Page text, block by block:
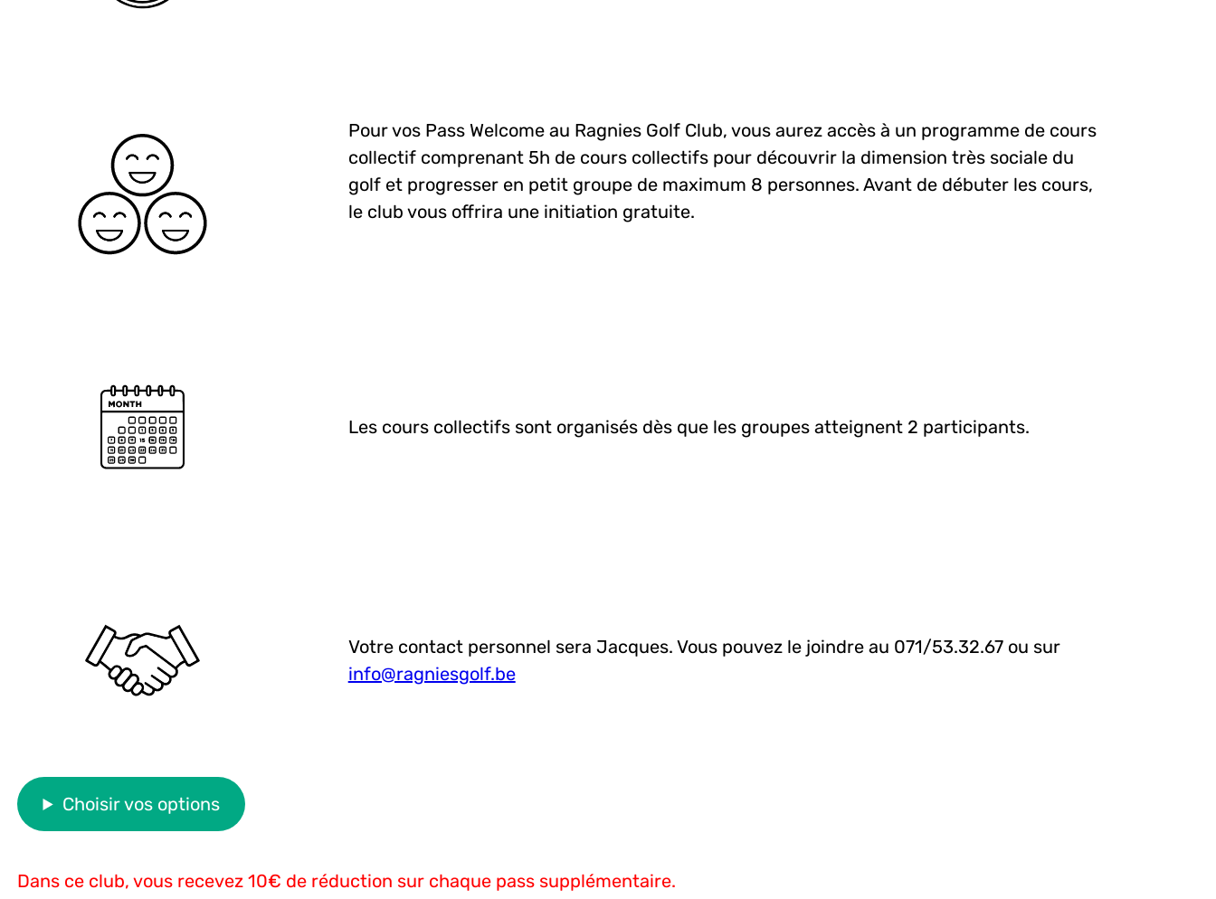
Pour vos Pass Welcome au Ragnies Golf Club, vous aurez accès à un programme de cours
collectif comprenant 5h de cours collectifs pour découvrir la dimension très sociale du
golf et progresser en petit groupe de maximum 8 personnes. Avant de débuter les cours,
le club vous offrira une initiation gratuite.
Les cours collectifs sont organisés dès que les groupes atteignent 2 participants.
Votre contact personnel sera Jacques. Vous pouvez le joindre au 071/53.32.67 ou sur
info@ragniesgolf.be
Choisir vos options
Dans ce club, vous recevez 10€ de réduction sur chaque pass supplémentaire.